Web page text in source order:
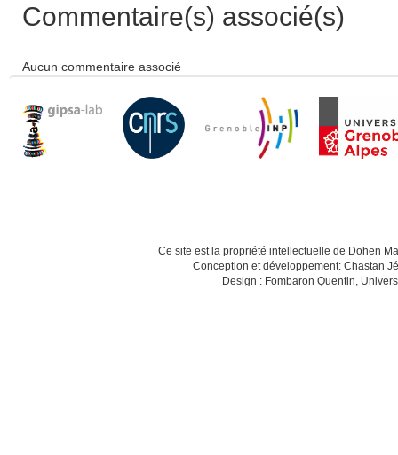
Commentaire(s) associé(s)
Aucun commentaire associé
Ce site est la propriété intellectuelle de Dohen
Conception et développement: Chastan
Design : Fombaron Quentin,